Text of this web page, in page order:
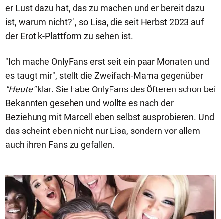
er Lust dazu hat, das zu machen und er bereit dazu
ist, warum nicht?", so Lisa, die seit Herbst 2023 auf
der Erotik-Plattform zu sehen ist.
"Ich mache OnlyFans erst seit ein paar Monaten und
es taugt mir", stellt die Zweifach-Mama gegenüber
"Heute"klar. Sie habe OnlyFans des Öfteren schon bei
Bekannten gesehen und wollte es nach der
Beziehung mit Marcell eben selbst ausprobieren. Und
das scheint eben nicht nur Lisa, sondern vor allem
auch ihren Fans zu gefallen.